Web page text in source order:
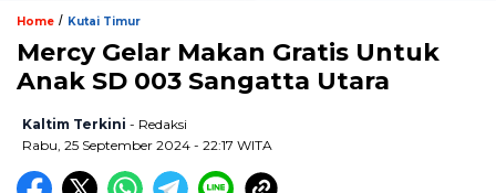
Home / Kutai Timur
Mercy Gelar Makan Gratis Untuk
Anak SD 003 Sangatta Utara
Kaltim Terkini - Redaksi
Rabu, 25 September 2024 - 22:17 WITA